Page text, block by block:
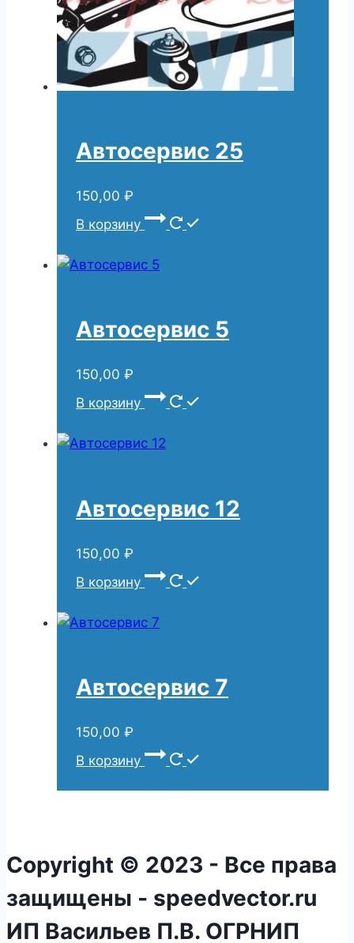
Автосервис 25
150,00 ₽
В корзину
Автосервис 5
150,00 ₽
В корзину
Автосервис 12
150,00 ₽
В корзину
Автосервис 7
150,00 ₽
В корзину
Copyright © 2023 - Все права
защищены - speedvector.ru
ИП Васильев П.В. ОГРНИП